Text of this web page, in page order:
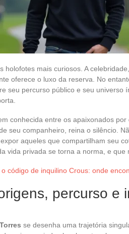
holofotes mais curiosos. A
oferece o luxo da reserva. No
seu percurso público e seu universo
conhecida entre os apaixonados
seu companheiro, reina o silêncio.
aqueles que compartilham seu
vida privada se torna a norma, e que
código de inquilino Crous: onde
percurso e
se desenha uma trajetória